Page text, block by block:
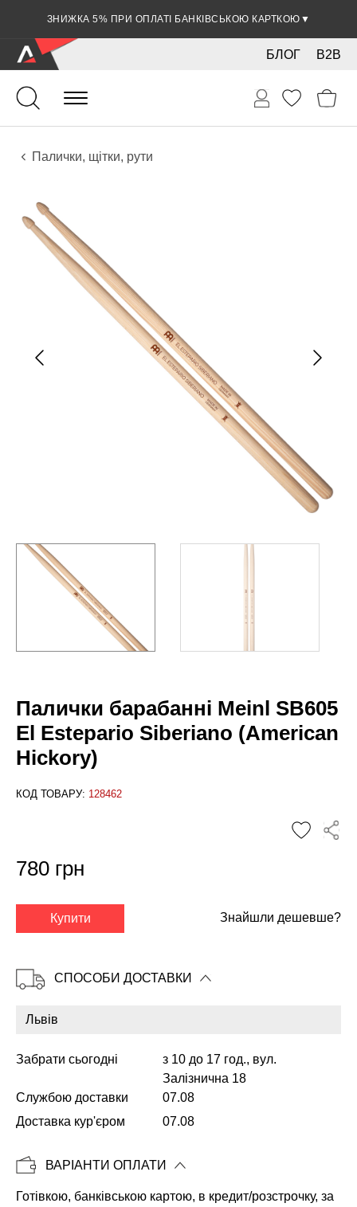
ЗНИЖКА 5% ПРИ ОПЛАТІ БАНКІВСЬКОЮ КАРТКОЮ ▼
B2B
БЛОГ
Ударні
Перкусія
Аксесуари
Палички, щітки, рути
Палички барабанні Meinl SB605
El Estepario Siberiano (American
Hickory)
КОД ТОВАРУ: 128462
Копіювати
780 грн
Купити Знайшли дешевше?
СПОСОБИ ДОСТАВКИ
Забрати сьогодні
з 10 до 17 год., вул.
Залізнична 18
Службою доставки
07.08
Доставка кур'єром
07.08
ВАРІАНТИ ОПЛАТИ
Готівкою, банківською картою, в кредит/розстрочку, за